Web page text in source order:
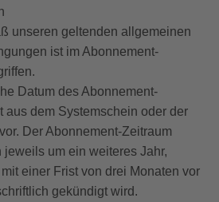
unseren geltenden allgemeinen
ist im Abonnement-
Datum des Abonnement-
aus dem Systemschein oder der
Der Abonnement-Zeitraum
jeweils um ein weiteres Jahr,
einer Frist von drei Monaten vor
gekündigt wird.